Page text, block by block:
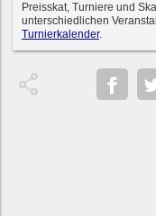
Preisskat, Turniere und
unterschiedlichen
Turnierkalender.